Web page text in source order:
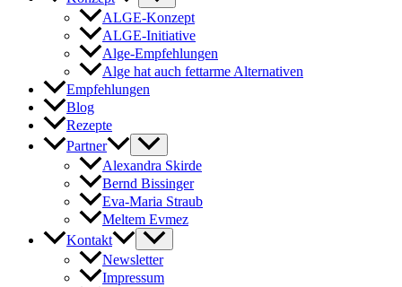
ALGE-Konzept
ALGE-Initiative
Alge-Empfehlungen
Alge hat auch fettarme Alternativen
Empfehlungen
Blog
Rezepte
Partner
Alexandra Skirde
Bernd Bissinger
Eva-Maria Straub
Meltem Evmez
Kontakt
Newsletter
Impressum